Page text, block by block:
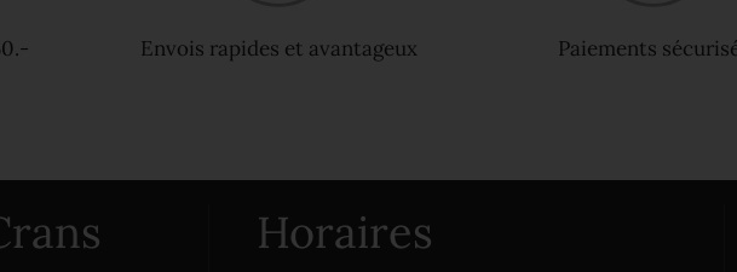
Envois rapides et avantageux Paiements
Horaires